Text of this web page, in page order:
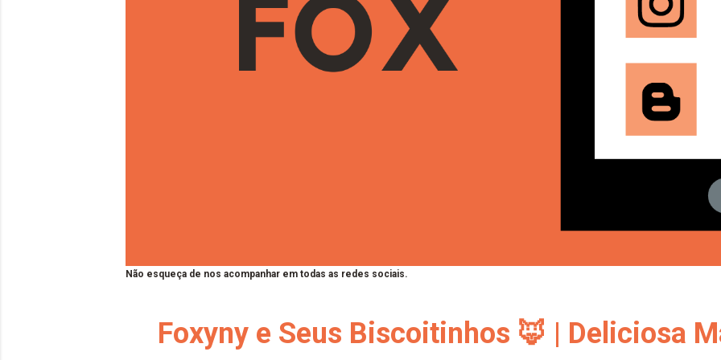
Não esqueça de nos acompanhar em todas as redes sociais.
Foxyny e Seus Biscoitinhos 🦊 | Deliciosa